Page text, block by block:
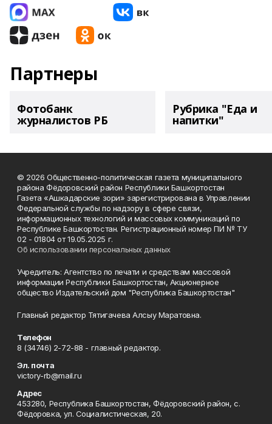
Партнеры
Фотобанк
журналистов РБ
Рубрика "Еда и
напитки"
© 2026 Общественно-политическая газета муниципального
района Фёдоровский район Республики Башкортостан
Газета «Ашкадарские зори» зарегистрирована в Управлении
Федеральной службы по надзору в сфере связи,
информационных технологий и массовых коммуникаций по
Республике Башкортостан. Регистрационный номер ПИ № ТУ
02 - 01804 от 19.05.2025 г.
Об использовании персональных данных
Учредитель: Агентство по печати и средствам массовой
информации Республики Башкортостан, Акционерное
общество Издательский дом "Республика Башкортостан"
Главный редактор Тятигачева Алсыу Маратовна.
Телефон
8 (34746) 2-72-88 - главный редактор.
Эл. почта
victory-rb@mail.ru
Адрес
453280, Республика Башкортостан, Фёдоровский район, с.
Фёдоровка, ул. Социалистическая, 20.